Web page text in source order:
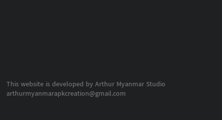
This website is developed by Arthur Myanmar Studio
arthurmyanmarapkcreation@gmail.com